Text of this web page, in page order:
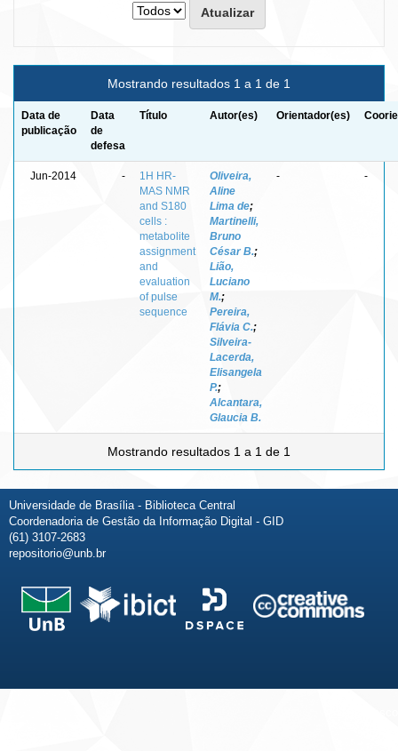
Mostrando resultados 1 a 1 de 1
Data de
publicação
Data
de
defesa
Título Autor(es) Orientador(es)
Jun-2014 -
1H HR-
MAS NMR
and S180
cells :
metabolite
assignment
and
evaluation
of pulse
sequence
Oliveira,
Aline
Lima de;
Martinelli,
Bruno
César B.;
Lião,
Luciano
M.;
Pereira,
Flávia C.;
Silveira-
Lacerda,
Elisangela
P.;
Alcantara,
Glaucia B.
- -
Mostrando resultados 1 a 1 de 1
Universidade de Brasília - Biblioteca Central
Coordenadoria de Gestão da Informação Digital - GID
(61) 3107-2683
repositorio@unb.br